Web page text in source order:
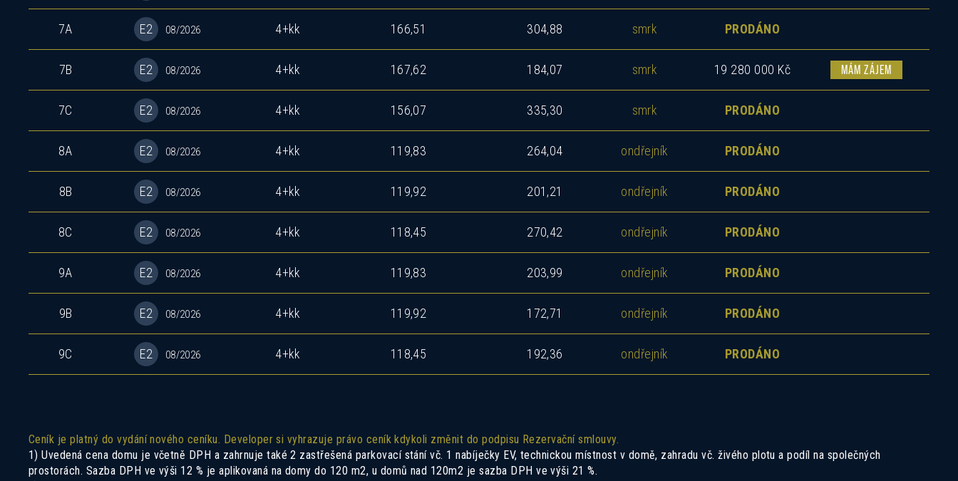
7A E2 08/2026 4+kk 166,51 304,88 smrk PRODÁNO
7B E2 08/2026 4+kk 167,62 184,07 smrk 19 280 000 Kč MÁM ZÁJEM
7C E2 08/2026 4+kk 156,07 335,30 smrk PRODÁNO
8A E2 08/2026 4+kk 119,83 264,04 ondřejník PRODÁNO
8B E2 08/2026 4+kk 119,92 201,21 ondřejník PRODÁNO
8C E2 08/2026 4+kk 118,45 270,42 ondřejník PRODÁNO
9A E2 08/2026 4+kk 119,83 203,99 ondřejník PRODÁNO
9B E2 08/2026 4+kk 119,92 172,71 ondřejník PRODÁNO
9C E2 08/2026 4+kk 118,45 192,36 ondřejník PRODÁNO
Ceník je platný do vydání nového ceníku. Developer si vyhrazuje právo ceník kdykoli změnit do podpisu Rezervační smlouvy.
1) Uvedená cena domu je včetně DPH a zahrnuje také 2 zastřešená parkovací stání vč. 1 nabíječky EV, technickou místnost v domě, zahradu vč. živého plotu a podíl na společných
prostorách. Sazba DPH ve výši 12 % je aplikovaná na domy do 120 m2, u domů nad 120m2 je sazba DPH ve výši 21 %.